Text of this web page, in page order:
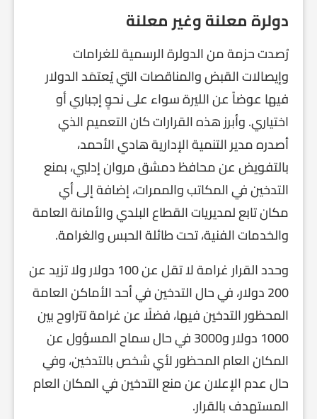
دولرة معلنة وغير معلنة
رُصدت حزمة من الدولرة الرسمية للغرامات
وإيصالات القبض والمناقصات التي يُعتمَد الدولار
فيها عوضاً عن الليرة سواء على نحوٍ إجباري أو
اختياري. وأبرز هذه القرارات كان التعميم الذي
أصدره مدير التنمية الإدارية هادي الأحمد،
بالتفويض عن محافظ دمشق مروان إدلبي، بمنع
التدخين في المكاتب والممرات، إضافة إلى أي
مكان تابع لمديريات القطاع البلدي والأمانة العامة
والخدمات الفنية، تحت طائلة الحبس والغرامة.
وحدد القرار غرامة لا تقل عن 100 دولار ولا تزيد عن
200 دولار، في حال التدخين في أحد الأماكن العامة
المحظور التدخين فيها، فضلًا عن غرامة تتراوح بين
1000 دولار و3000 في حال سماح المسؤول عن
المكان العام المحظور لأي شخص بالتدخين، وفي
حال عدم الإعلان عن منع التدخين في المكان العام
المستهدف بالقرار.